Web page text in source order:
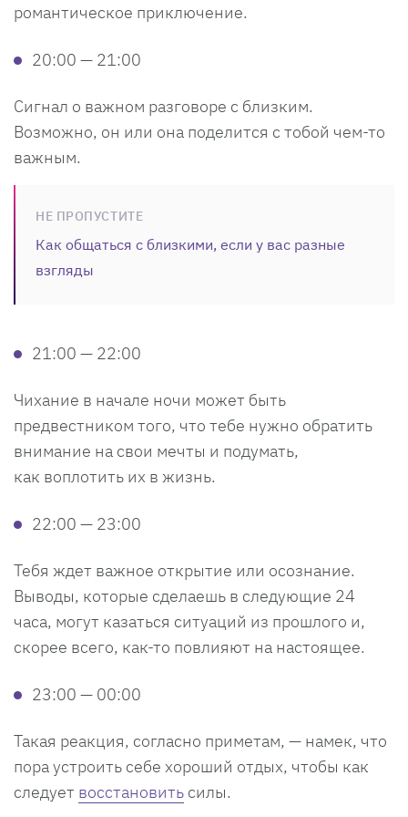
романтическое приключение.
20:00 — 21:00
Сигнал о важном разговоре с близким.
Возможно, он или она поделится с тобой чем-то
важным.
НЕ ПРОПУСТИТЕ
Как общаться с близкими, если у вас разные
взгляды
21:00 — 22:00
Чихание в начале ночи может быть
предвестником того, что тебе нужно обратить
внимание на свои мечты и подумать,
как воплотить их в жизнь.
22:00 — 23:00
Тебя ждет важное открытие или осознание.
Выводы, которые сделаешь в следующие 24
часа, могут казаться ситуаций из прошлого и,
скорее всего, как-то повлияют на настоящее.
23:00 — 00:00
Такая реакция, согласно приметам, — намек, что
пора устроить себе хороший отдых, чтобы как
следует восстановить силы.